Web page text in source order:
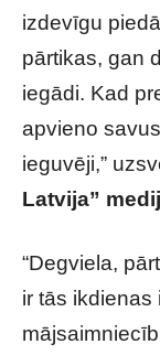
izdevīgu
pārtikas, gan
iegādi. Kad
apvieno
ieguvēji,”
Latvija”
“Degviela,
ir tās